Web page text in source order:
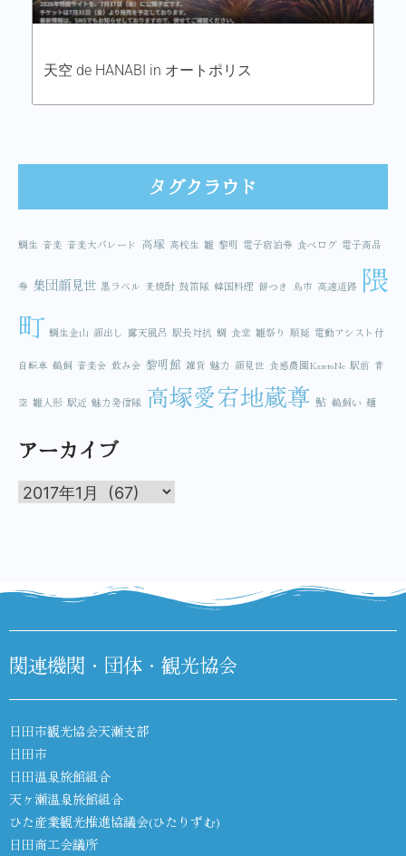
天空 de HANABI in オートポリス
タグクラウド
鯛生 音楽 音楽大パレード 高塚 高校生 雛 黎明 電子宿泊券 食べログ 電子商品
券 集団顔見世 黒ラベル 麦焼酎 鼓笛隊 韓国料理 餅つき 鳥市 高速道路 隈
町 鯛生金山 顔出し 露天風呂 駅長対抗 鯛 食堂 雛祭り 順延 電動アシスト付
自転車 鵜飼 音楽会 飲み会 黎明館 雑貨 魅力 顔見世 食感農園KazetoNe 駅前 青
空 雛人形 駅近 魅力発信隊 高塚愛宕地蔵尊 鮎 鵜飼い 麺
アーカイブ
関連機関・団体・観光協会
日田市観光協会天瀬支部
日田市
日田温泉旅館組合
天ヶ瀬温泉旅館組合
ひた産業観光推進協議会(ひたりずむ)
日田商工会議所